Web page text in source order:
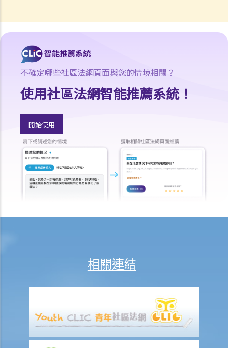
6. 保險代理利用虛假資料誘導我購買保險。我可否終止該保單合約及要
求退還保費？
7. 保險代理要求我把現金交給他，讓他可以代我準時繳交保費。他可以
這樣處理保費嗎？
b. 保險科技及虛擬保險公司
1. 甚麼是保險科技?
3. 若我透過虛擬保險公司的全數碼分銷渠道購買保險，或使用保險科技
來處理與保險相關的事務，有甚麼要注意?
常見保險產品種類
A. 人壽保險 （包括退休保障產品）
1. 「冷靜期」是甚麼？如果我剛剛購買了一份人壽保險，但幾天後想改
2. 我正考慮把現有的人壽保險保單轉到另一間保險公司，我需考慮哪些
4. 我為何需要在購買長期保險保單前，提供資料以填寫財務需要分析報
5. 人壽保險的「可爭議期」是甚麼？
7. 保險公司在批核我的投保申請前，委託一位醫生為我驗身。那位醫生
沒有發現一項我並無披露的健康問題。保險公司可否以這項沒有披露的
資料，而拒絕我其後的任何索償？
不確定哪些社區法網頁面與您的情境相關？
使用社區法網智能推薦系統！
開始使用
相關連結